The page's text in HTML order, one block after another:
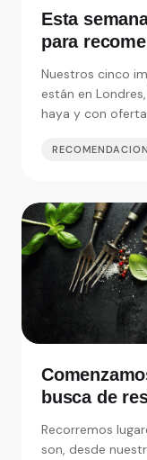
Esta
para
Nuestros cinco
están en
busca de
Recorremos
son, desde